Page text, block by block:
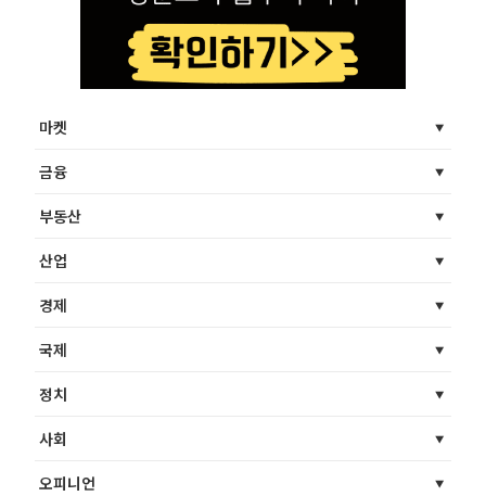
마켓
금융
부동산
산업
경제
국제
정치
사회
오피니언